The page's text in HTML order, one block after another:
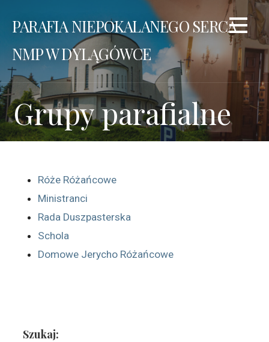
PARAFIA NIEPOKALANEGO SERCA
NMP W DYLĄGÓWCE
Grupy parafialne
Róże Różańcowe
Ministranci
Rada Duszpasterska
Schola
Domowe Jerycho Różańcowe
Szukaj: